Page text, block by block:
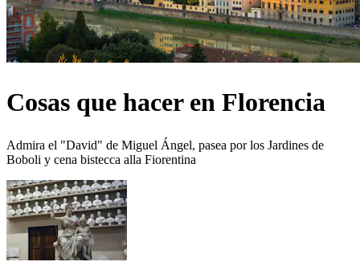
Cosas que hacer en Florencia
Admira el "David" de Miguel Ángel, pasea por los Jardines de
Boboli y cena bistecca alla Fiorentina